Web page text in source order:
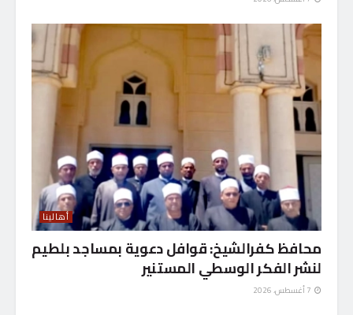
أهالينا
محافظ كفرالشيخ: قوافل دعوية بمساجد بلطيم
لنشر الفكر الوسطي المستنير